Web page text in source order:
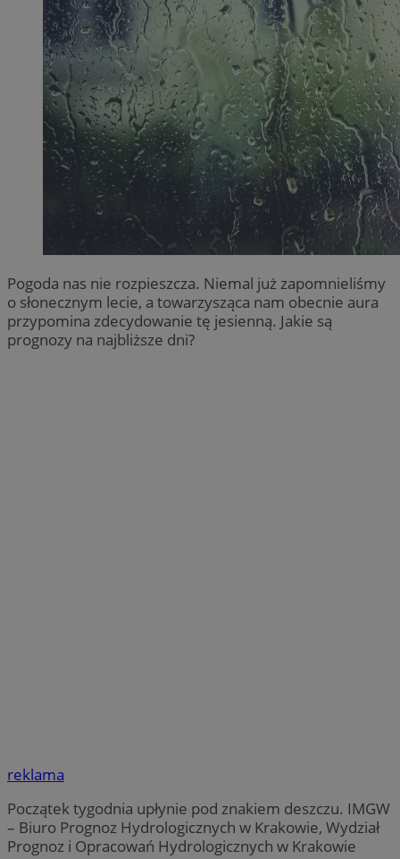
Pogoda nas nie rozpieszcza. Niemal już zapomnieliśmy
o słonecznym lecie, a towarzysząca nam obecnie aura
przypomina zdecydowanie tę jesienną. Jakie są
prognozy na najbliższe dni?
reklama
Początek tygodnia upłynie pod znakiem deszczu. IMGW
– Biuro Prognoz Hydrologicznych w Krakowie, Wydział
Prognoz i Opracowań Hydrologicznych w Krakowie